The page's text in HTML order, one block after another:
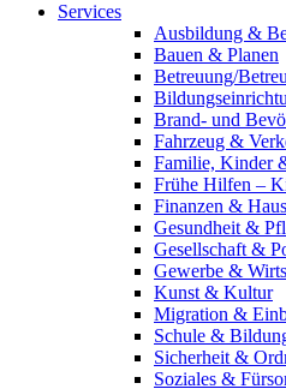
Services
Ausbildung &
Bauen & Planen
Betreuung/
Brand- und
Fahrzeug &
Familie, Kinder
Frühe Hilfen –
Finanzen &
Gesundheit &
Gesellschaft &
Gewerbe &
Kunst & Kultur
Migration &
Schule &
Sicherheit &
Soziales &